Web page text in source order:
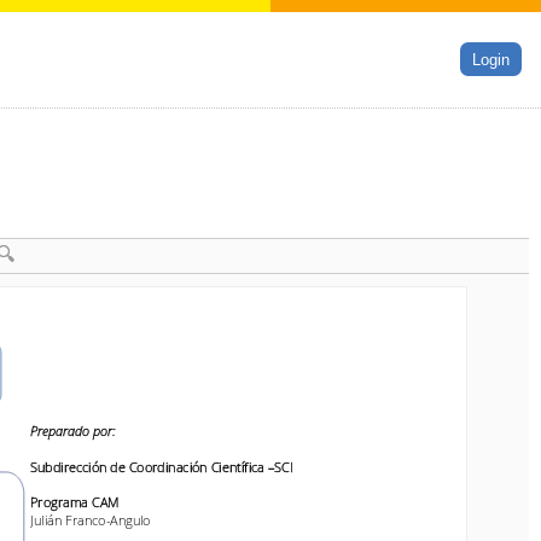
Login
Preparado por:
Subdirección de Coordinación Científica
Programa CAM
Julián Franco -A ngulo
Preparado por:
Subdirección de Coordinación Científica –SCI
Programa CAM
Julián Franco-Angulo